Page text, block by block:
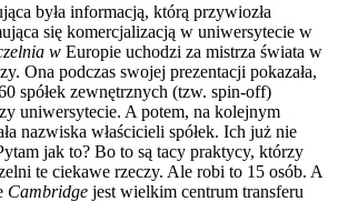
była informacją, którą przywiozła
się komercjalizacją w uniwersytecie w
w Europie uchodzi za mistrza świata w
Ona podczas swojej prezentacji pokazała,
spółek zewnętrznych (tzw. spin-off)
uniwersytecie. A potem, na kolejnym
nazwiska właścicieli spółek. Ich już nie
jak to? Bo to są tacy praktycy, którzy
te ciekawe rzeczy. Ale robi to 15 osób. A
Cambridge jest wielkim centrum transferu